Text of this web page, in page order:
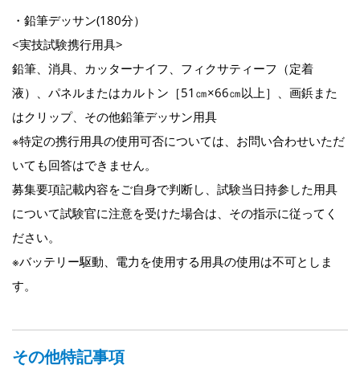
・鉛筆デッサン(180分）
<実技試験携行用具>
鉛筆、消具、カッターナイフ、フィクサティーフ（定着
液）、パネルまたはカルトン［51㎝×66㎝以上］、画鋲また
はクリップ、その他鉛筆デッサン用具
※特定の携行用具の使用可否については、お問い合わせいただ
いても回答はできません。
募集要項記載内容をご自身で判断し、試験当日持参した用具
について試験官に注意を受けた場合は、その指示に従ってく
ださい。
※バッテリー駆動、電力を使用する用具の使用は不可としま
す。
その他特記事項